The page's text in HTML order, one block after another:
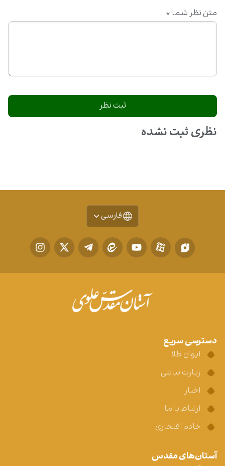
متن نظر شما *
نظری ثبت نشده
فارسی
دسترسی سریع
ایوان طلا
زیارت نیابتی
اخبار
ارتباط با ما
خادم افتخاری
آستان‌های مقدس